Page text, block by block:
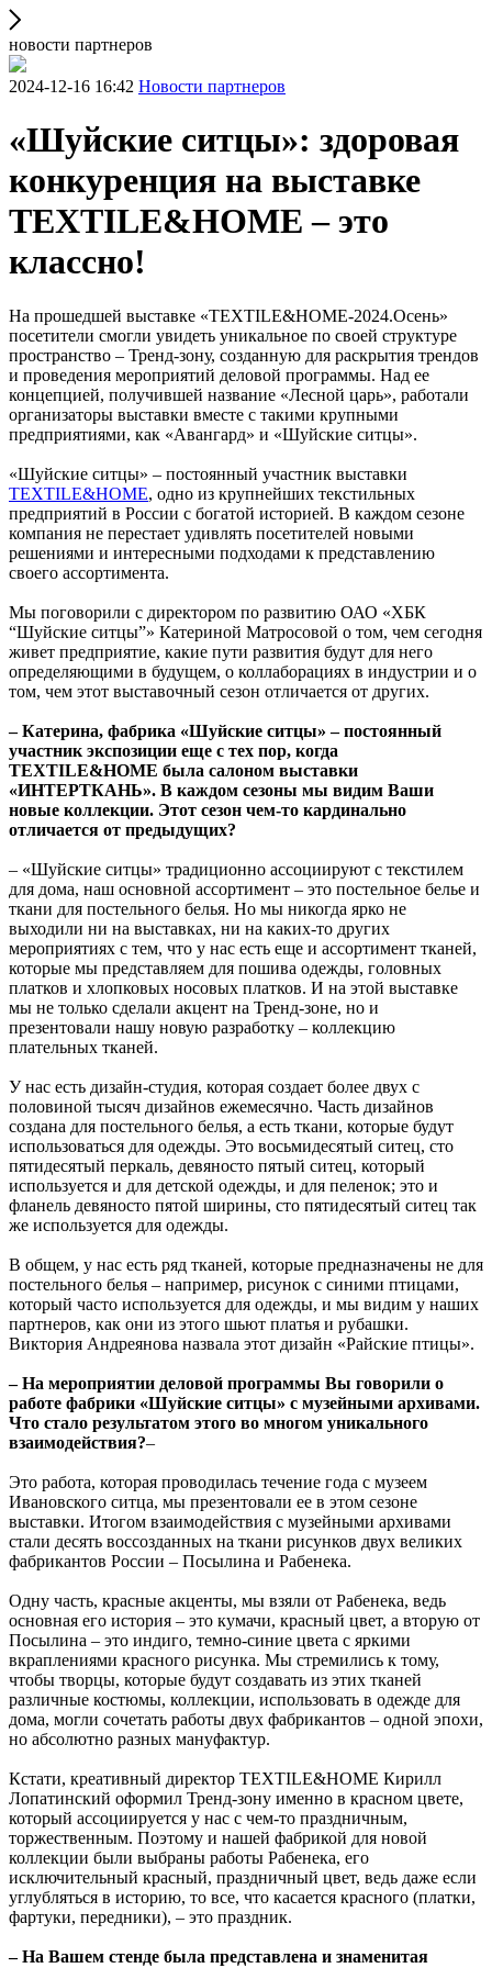
новости партнеров
2024-12-16 16:42 Новости партнеров
«Шуйские ситцы»: здоровая
конкуренция на выставке
TEXTILE&HOME – это
классно!
На прошедшей выставке «TEXTILE&HOME-2024.Осень»
посетители смогли увидеть уникальное по своей структуре
пространство – Тренд-зону, созданную для раскрытия трендов
и проведения мероприятий деловой программы. Над ее
концепцией, получившей название «Лесной царь», работали
организаторы выставки вместе с такими крупными
предприятиями, как «Авангард» и «Шуйские ситцы».
«Шуйские ситцы» – постоянный участник выставки
TEXTILE&HOME, одно из крупнейших текстильных
предприятий в России с богатой историей. В каждом сезоне
компания не перестает удивлять посетителей новыми
решениями и интересными подходами к представлению
своего ассортимента.
Мы поговорили с директором по развитию ОАО «ХБК
“Шуйские ситцы”» Катериной Матросовой о том, чем сегодня
живет предприятие, какие пути развития будут для него
определяющими в будущем, о коллаборациях в индустрии и о
том, чем этот выставочный сезон отличается от других.
– Катерина, фабрика «Шуйские ситцы» – постоянный
участник экспозиции еще с тех пор, когда
TEXTILE&HOME была салоном выставки
«ИНТЕРТКАНЬ». В каждом сезоны мы видим Ваши
новые коллекции. Этот сезон чем-то кардинально
отличается от предыдущих?
– «Шуйские ситцы» традиционно ассоциируют с текстилем
для дома, наш основной ассортимент – это постельное белье и
ткани для постельного белья. Но мы никогда ярко не
выходили ни на выставках, ни на каких-то других
мероприятиях с тем, что у нас есть еще и ассортимент тканей,
которые мы представляем для пошива одежды, головных
платков и хлопковых носовых платков. И на этой выставке
мы не только сделали акцент на Тренд-зоне, но и
презентовали нашу новую разработку – коллекцию
плательных тканей.
У нас есть дизайн-студия, которая создает более двух с
половиной тысяч дизайнов ежемесячно. Часть дизайнов
создана для постельного белья, а есть ткани, которые будут
использоваться для одежды. Это восьмидесятый ситец, сто
пятидесятый перкаль, девяносто пятый ситец, который
используется и для детской одежды, и для пеленок; это и
фланель девяносто пятой ширины, сто пятидесятый ситец так
же используется для одежды.
В общем, у нас есть ряд тканей, которые предназначены не для
постельного белья – например, рисунок с синими птицами,
который часто используется для одежды, и мы видим у наших
партнеров, как они из этого шьют платья и рубашки.
Виктория Андреянова назвала этот дизайн «Райские птицы».
– На мероприятии деловой программы Вы говорили о
работе фабрики «Шуйские ситцы» с музейными архивами.
Что стало результатом этого во многом уникального
взаимодействия?–
Это работа, которая проводилась течение года с музеем
Ивановского ситца, мы презентовали ее в этом сезоне
выставки. Итогом взаимодействия с музейными архивами
стали десять воссозданных на ткани рисунков двух великих
фабрикантов России – Посылина и Рабенека.
Одну часть, красные акценты, мы взяли от Рабенека, ведь
основная его история – это кумачи, красный цвет, а вторую от
Посылина – это индиго, темно-синие цвета с яркими
вкраплениями красного рисунка. Мы стремились к тому,
чтобы творцы, которые будут создавать из этих тканей
различные костюмы, коллекции, использовать в одежде для
дома, могли сочетать работы двух фабрикантов – одной эпохи,
но абсолютно разных мануфактур.
Кстати, креативный директор TEXTILE&HOME Кирилл
Лопатинский оформил Тренд-зону именно в красном цвете,
который ассоциируется у нас с чем-то праздничным,
торжественным. Поэтому и нашей фабрикой для новой
коллекции были выбраны работы Рабенека, его
исключительный красный, праздничный цвет, ведь даже если
углубляться в историю, то все, что касается красного (платки,
фартуки, передники), – это праздник.
– На Вашем стенде была представлена и знаменитая